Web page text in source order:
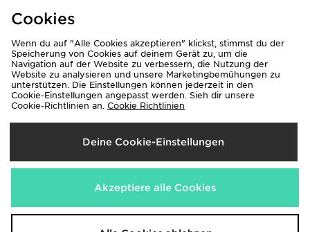
Lieferung Nach
Österreich
Wir akzeptieren folgende Zahlungsmethoden
Corporate Website www.jdplc.com
Cookies
Wenn du auf "Alle Cookies akzeptieren" klickst, stimmst du der
Speicherung von Cookies auf deinem Gerät zu, um die
Navigation auf der Website zu verbessern, die Nutzung der
Website zu analysieren und unsere Marketingbemühungen zu
unterstützen. Die Einstellungen können jederzeit in den
Cookie-Einstellungen angepasst werden. Sieh dir unsere
Cookie-Richtlinien an. Cookie Richtlinien
Deine Cookie-Einstellungen
Akzeptiere alle Cookies